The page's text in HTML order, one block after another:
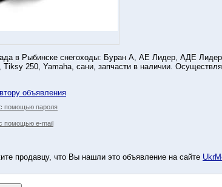
в Рыбинске снегоходы: Буран А, АЕ Лидер, АДЕ
Tiksy 250, Yamaha, сани, запчасти в наличии.
объявления
помощью пароля
помощью e-mail
продавцу, что Вы нашли это объявление на сайте